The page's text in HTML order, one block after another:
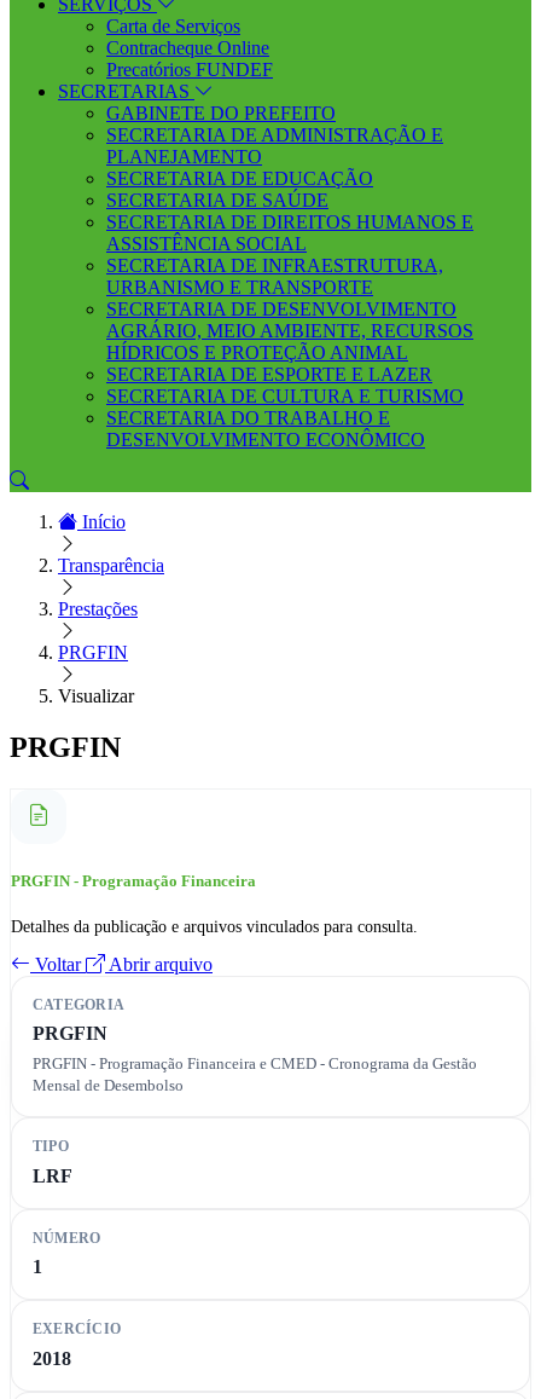
SERVIÇOS
Carta de Serviços
Contracheque Online
Precatórios FUNDEF
SECRETARIAS
GABINETE DO PREFEITO
SECRETARIA DE ADMINISTRAÇÃO E
PLANEJAMENTO
SECRETARIA DE EDUCAÇÃO
SECRETARIA DE SAÚDE
SECRETARIA DE DIREITOS HUMANOS E
ASSISTÊNCIA SOCIAL
SECRETARIA DE INFRAESTRUTURA,
URBANISMO E TRANSPORTE
SECRETARIA DE DESENVOLVIMENTO
AGRÁRIO, MEIO AMBIENTE, RECURSOS
HÍDRICOS E PROTEÇÃO ANIMAL
SECRETARIA DE ESPORTE E LAZER
SECRETARIA DE CULTURA E TURISMO
SECRETARIA DO TRABALHO E
DESENVOLVIMENTO ECONÔMICO
Início
Transparência
Prestações
PRGFIN
Visualizar
PRGFIN
PRGFIN - Programação Financeira
Detalhes da publicação e arquivos vinculados para consulta.
Voltar Abrir arquivo
CATEGORIA
PRGFIN
PRGFIN - Programação Financeira e CMED - Cronograma da Gestão
Mensal de Desembolso
TIPO
LRF
NÚMERO
1
EXERCÍCIO
2018